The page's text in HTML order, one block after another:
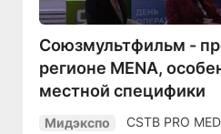
Союзмультфильм -
регионе MENA,
местной специфики
Мидэкспо CSTB PRO